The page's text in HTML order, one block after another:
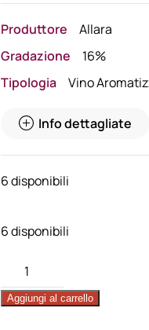
Produttore
Allara
Gradazione
16%
Tipologia
Vino
Info dettagliate
6 disponibili
6 disponibili
Aperitivo
Corochinato
–Aggiungi al carrello